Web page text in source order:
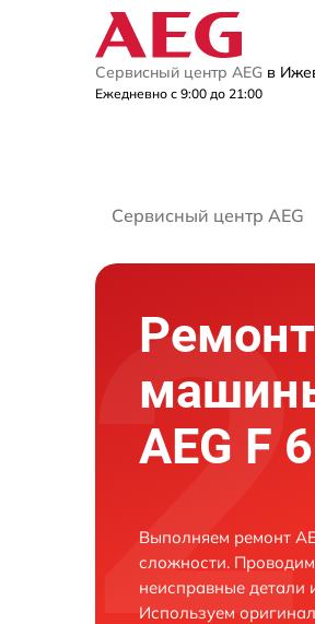
Сервисный центр AEG в
Ежедневно с 9:00 до 21:00
Сервисный центр AEG
AEG F
Выполняем ремонт
сложности.
неисправные детали
Используем